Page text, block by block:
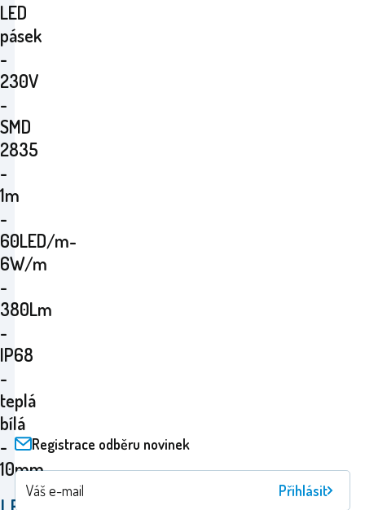
LED
pásek
-
230V
-
SMD
2835
-
1m
-
60LED/m-
6W/m
-
380Lm
-
IP68
-
teplá
bílá
-
10mm
Registrace odběru novinek
Přihlásit